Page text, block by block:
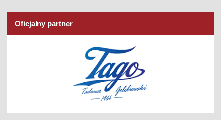
Oficjalny partner